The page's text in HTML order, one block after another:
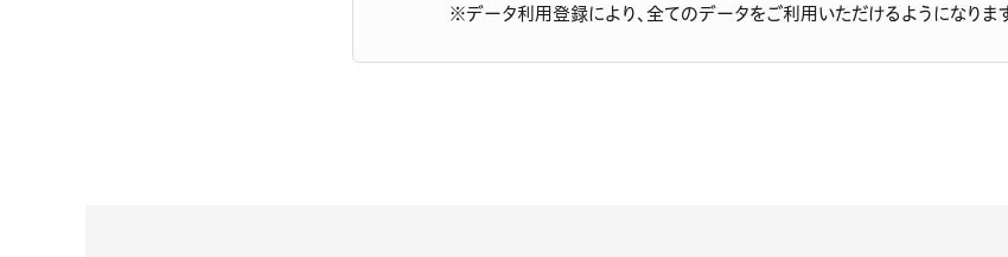
※データ利用登録により、全てのデータをご利用いただけるようになりま